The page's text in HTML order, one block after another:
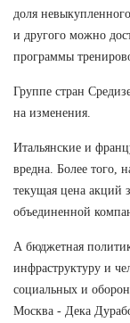
доля
и другого можно
программы
Группе стран
на изменения.
Итальянские и
вредна. Более того,
текущая цена акций
объединенной
А бюджетная
инфраструктуру и
социальных и
Москва - Дека